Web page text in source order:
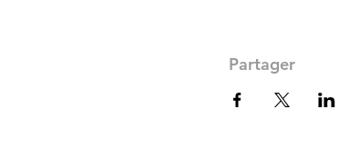
Partager